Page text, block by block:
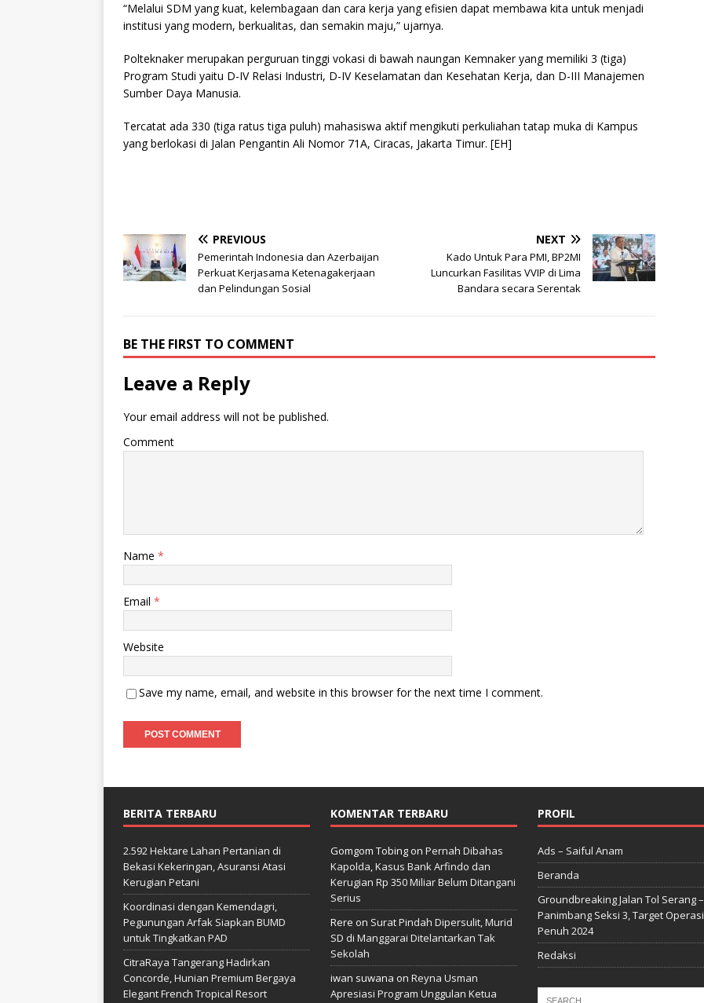
“Melalui SDM yang kuat, kelembagaan dan cara kerja yang efisien dapat membawa kita untuk menjadi
institusi yang modern, berkualitas, dan semakin maju,” ujarnya.
Polteknaker merupakan perguruan tinggi vokasi di bawah naungan Kemnaker yang memiliki 3 (tiga)
Program Studi yaitu D-IV Relasi Industri, D-IV Keselamatan dan Kesehatan Kerja, dan D-III Manajemen
Sumber Daya Manusia.
Tercatat ada 330 (tiga ratus tiga puluh) mahasiswa aktif mengikuti perkuliahan tatap muka di Kampus
yang berlokasi di Jalan Pengantin Ali Nomor 71A, Ciracas, Jakarta Timur. [EH]
PREVIOUS
Pemerintah Indonesia dan Azerbaijan
Perkuat Kerjasama Ketenagakerjaan
dan Pelindungan Sosial
NEXT
Kado Untuk Para PMI, BP2MI
Luncurkan Fasilitas VVIP di Lima
Bandara secara Serentak
BE THE FIRST TO COMMENT
Leave a Reply
Your email address will not be published.
Comment
Name *
Email *
Website
Save my name, email, and website in this browser for the next time I comment.
BERITA TERBARU
2.592 Hektare Lahan Pertanian di
Bekasi Kekeringan, Asuransi Atasi
Kerugian Petani
Koordinasi dengan Kemendagri,
Pegunungan Arfak Siapkan BUMD
untuk Tingkatkan PAD
CitraRaya Tangerang Hadirkan
Concorde, Hunian Premium Bergaya
Elegant French Tropical Resort
KOMENTAR TERBARU
Gomgom Tobingon Pernah Dibahas
Kapolda, Kasus Bank Arfindo dan
Kerugian Rp 350 Miliar Belum Ditangani
Serius
Rere on Surat Pindah Dipersulit, Murid
SD di Manggarai Ditelantarkan Tak
Sekolah
iwan suwana on Reyna Usman
Apresiasi Program Unggulan Ketua
PROFIL
Ads – Saiful Anam
Beranda
Groundbreaking Jalan Tol Serang –
Panimbang Seksi 3, Target Operasi
Penuh 2024
Redaksi